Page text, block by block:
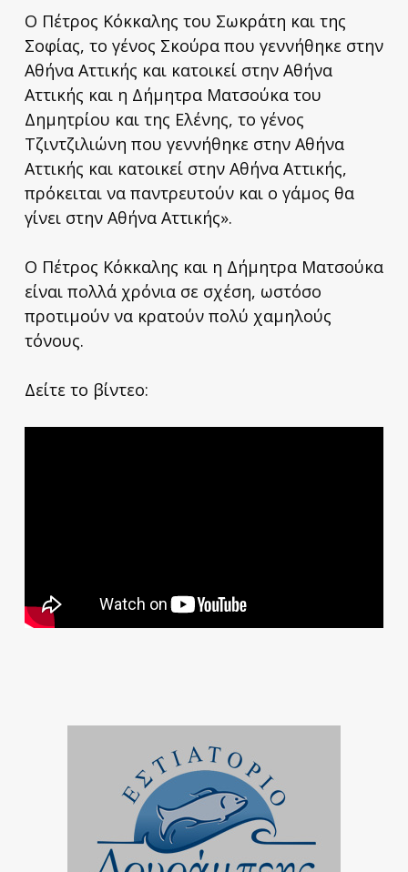
Ο Πέτρος Κόκκαλης του Σωκράτη και της
Σοφίας, το γένος Σκούρα που γεννήθηκε στην
Αθήνα Αττικής και κατοικεί στην Αθήνα
Αττικής και η Δήμητρα Ματσούκα του
Δημητρίου και της Ελένης, το γένος
Τζιντζιλιώνη που γεννήθηκε στην Αθήνα
Αττικής και κατοικεί στην Αθήνα Αττικής,
πρόκειται να παντρευτούν και ο γάμος θα
γίνει στην Αθήνα Αττικής».
Ο Πέτρος Κόκκαλης και η Δήμητρα Ματσούκα
είναι πολλά χρόνια σε σχέση, ωστόσο
προτιμούν να κρατούν πολύ χαμηλούς
τόνους.
Δείτε το βίντεο: